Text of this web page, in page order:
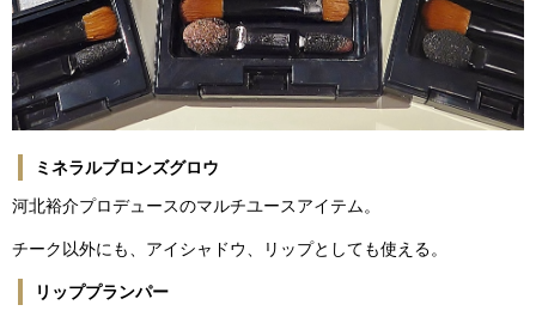
ミネラルブロンズグロウ
河北裕介プロデュースのマルチユースアイテム。
チーク以外にも、アイシャドウ、リップとしても使える。
リッププランパー